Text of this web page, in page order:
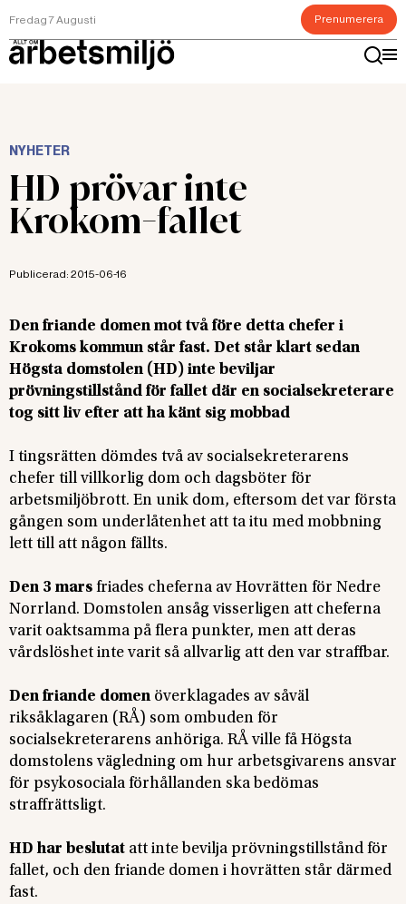
Fredag 7 Augusti Prenumerera
NYHETER
HD prövar inte
Krokom-fallet
Publicerad: 2015-06-16
Den friande domen mot två före detta chefer i
Krokoms kommun står fast. Det står klart sedan
Högsta domstolen (HD) inte beviljar
prövningstillstånd för fallet där en socialsekreterare
tog sitt liv efter att ha känt sig mobbad
I tingsrätten dömdes två av socialsekreterarens
chefer till villkorlig dom och dagsböter för
arbetsmiljöbrott. En unik dom, eftersom det var första
gången som underlåtenhet att ta itu med mobbning
lett till att någon fällts.
Den 3 mars friades cheferna av Hovrätten för Nedre
Norrland. Domstolen ansåg visserligen att cheferna
varit oaktsamma på flera punkter, men att deras
vårdslöshet inte varit så allvarlig att den var straffbar.
Den friande domen överklagades av såväl
riksåklagaren (RÅ) som ombuden för
socialsekreterarens anhöriga. RÅ ville få Högsta
domstolens vägledning om hur arbetsgivarens ansvar
för psykosociala förhållanden ska bedömas
straffrättsligt.
HD har beslutat att inte bevilja prövningstillstånd för
fallet, och den friande domen i hovrätten står därmed
fast.